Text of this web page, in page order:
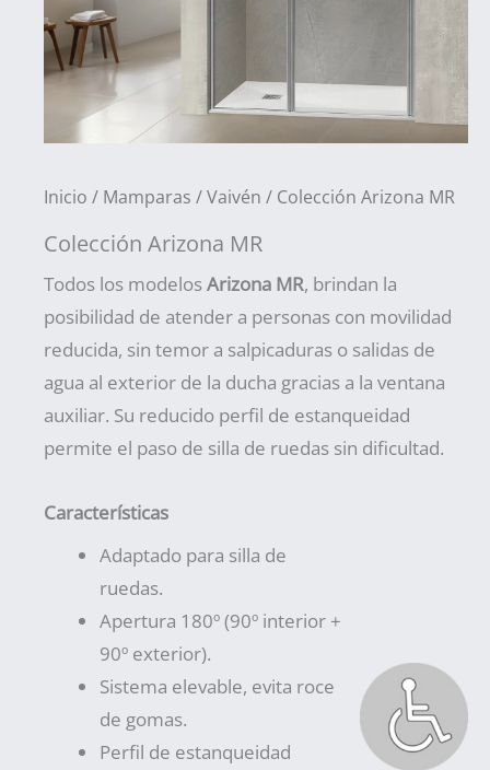
Inicio / Mamparas /Vaivén / Colección Arizona MR
Colección Arizona MR
Todos los modelosArizona MR, brindan la
posibilidad de atender a personas con movilidad
reducida, sin temor a salpicaduras o salidas de
agua al exterior de la ducha gracias a la ventana
auxiliar. Su reducido perfil de estanqueidad
permite el paso de silla de ruedas sin dificultad.
Características
Adaptado para silla de
ruedas.
Apertura 180º (90º interior +
90º exterior).
Sistema elevable, evita roce
de gomas.
Perfil de estanqueidad